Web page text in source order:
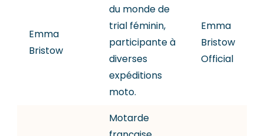
Emma
Bristow
du monde de
trial féminin,
participante à
diverses
expéditions
moto.
Emma
Bristow
Official
Motarde